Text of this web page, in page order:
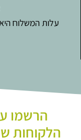
הרשמו
הלקוחות